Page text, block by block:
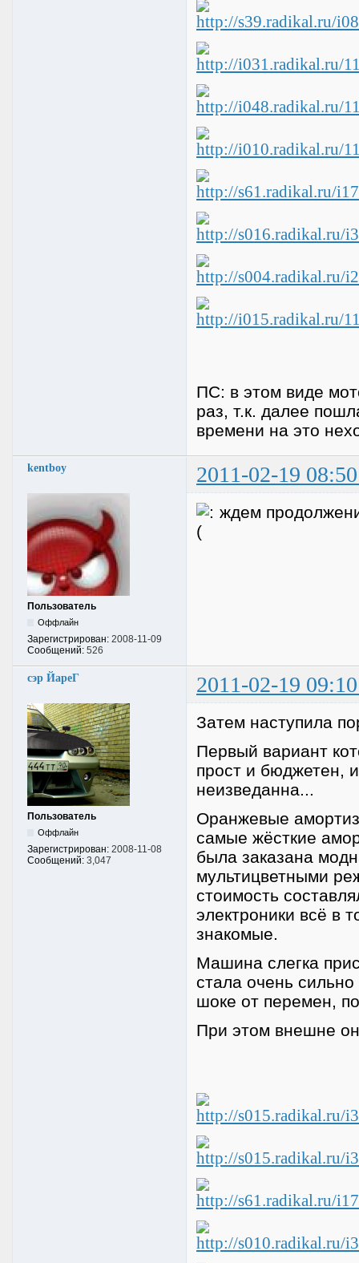
ПС: в этом виде
раз, т.к. далее
времени на это
kentboy 2011-02-19
Пользователь
Оффлайн
Зарегистрирован: 2008-11-09
Сообщений: 526
ждем
сэр ЙареГ 2011-02-19
Пользователь
Оффлайн
Зарегистрирован: 2008-11-08
Сообщений: 3,047
Затем наступила
Первый вариант
прост и бюджетен,
неизведанна...
Оранжевые
самые жёсткие
была заказана
мультицветными
стоимость
электроники всё в
знакомые.
Машина слегка
стала очень
шоке от перемен,
При этом внешне